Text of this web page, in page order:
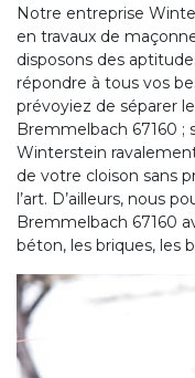
Notre entreprise
en travaux de
disposons des
répondre à tous vos
prévoyiez de séparer
Bremmelbach 67160 ;
Winterstein
de votre cloison sans
l’art. D’ailleurs, nous
Bremmelbach 67160
béton, les briques, les